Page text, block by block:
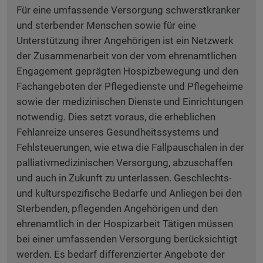
Für eine umfassende Versorgung schwerstkranker
und sterbender Menschen sowie für eine
Unterstützung ihrer Angehörigen ist ein Netzwerk
der Zusammenarbeit von der vom ehrenamtlichen
Engagement geprägten Hospizbewegung und den
Fachangeboten der Pflegedienste und Pflegeheime
sowie der medizinischen Dienste und Einrichtungen
notwendig. Dies setzt voraus, die erheblichen
Fehlanreize unseres Gesundheitssystems und
Fehlsteuerungen, wie etwa die Fallpauschalen in der
palliativmedizinischen Versorgung, abzuschaffen
und auch in Zukunft zu unterlassen. Geschlechts-
und kulturspezifische Bedarfe und Anliegen bei den
Sterbenden, pflegenden Angehörigen und den
ehrenamtlich in der Hospizarbeit Tätigen müssen
bei einer umfassenden Versorgung berücksichtigt
werden. Es bedarf differenzierter Angebote der